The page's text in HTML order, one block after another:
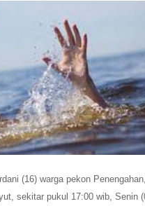
(16) warga pekon
sekitar pukul 17:00 wib, Senin